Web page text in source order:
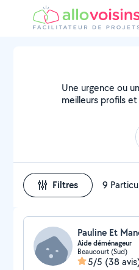
Une urgence ou
meilleurs profils
Filtres 9
Pauline Et
Aide déménageur
Beaucourt (Sud)
5/5 (38